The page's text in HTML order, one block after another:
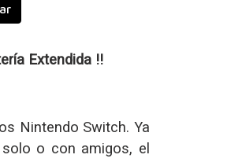
Extendida !!
Nintendo Switch. Ya
o con amigos, el